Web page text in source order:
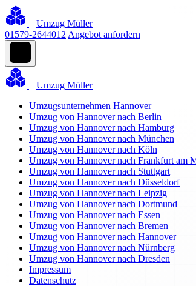
Umzug Müller
01579-2644012 Angebot anfordern
Umzug Müller
Umzugsunternehmen Hannover
Umzug von Hannover nach Berlin
Umzug von Hannover nach Hamburg
Umzug von Hannover nach München
Umzug von Hannover nach Köln
Umzug von Hannover nach Frankfurt am
Umzug von Hannover nach Stuttgart
Umzug von Hannover nach Düsseldorf
Umzug von Hannover nach Leipzig
Umzug von Hannover nach Dortmund
Umzug von Hannover nach Essen
Umzug von Hannover nach Bremen
Umzug von Hannover nach Hannover
Umzug von Hannover nach Nürnberg
Umzug von Hannover nach Dresden
Impressum
Datenschutz